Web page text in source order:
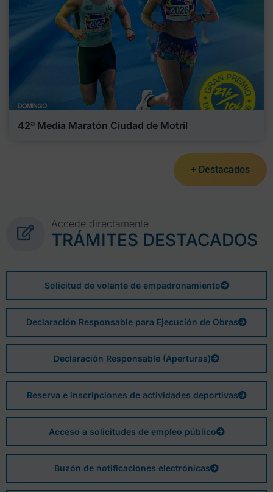
42ª Media Maratón Ciudad de Motril
+ Destacados
Accede directamente
TRÁMITES DESTACADOS
Solicitud de volante de empadronamiento
Declaración Responsable para Ejecución de Obras
Declaración Responsable (Aperturas)
Reserva e inscripciones de actividades deportivas
Acceso a solicitudes de empleo público
Buzón de notificaciones electrónicas